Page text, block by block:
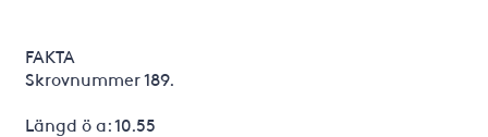
FAKTA
Skrovnummer 189.
Längd ö a: 10.55